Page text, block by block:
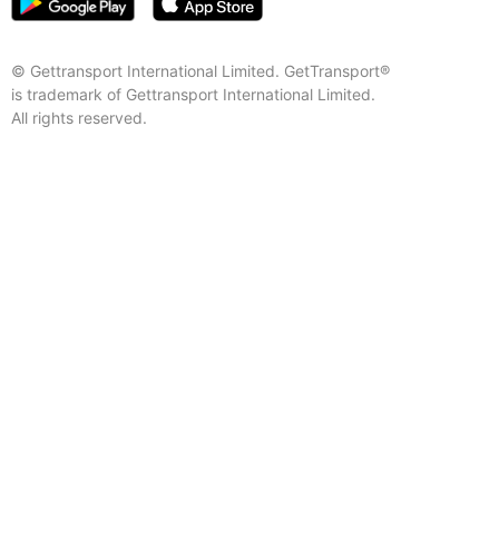
© Gettransport International Limited. GetTransport®
is trademark of Gettransport International Limited.
All rights reserved.